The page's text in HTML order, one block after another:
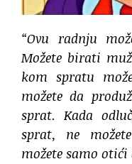
“Ovu radnju
Možete birati
kom spratu
možete da
sprat. Kada
sprat, ne
možete samo otići